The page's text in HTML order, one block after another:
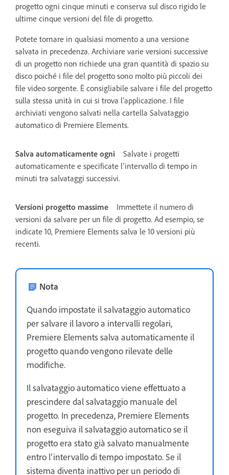
progetto ogni cinque minuti e conserva sul disco rigido le
ultime cinque versioni del file di progetto.
Potete tornare in qualsiasi momento a una versione
salvata in precedenza. Archiviare varie versioni successive
di un progetto non richiede una gran quantità di spazio su
disco poiché i file del progetto sono molto più piccoli dei
file video sorgente. È consigliabile salvare i file del progetto
sulla stessa unità in cui si trova l’applicazione. I file
archiviati vengono salvati nella cartella Salvataggio
automatico di Premiere Elements.
Salva automaticamente ogni
Salvate i progetti
automaticamente e specificate l’intervallo di tempo in
minuti tra salvataggi successivi.
Versioni progetto massime
Immettete il numero di
versioni da salvare per un file di progetto. Ad esempio, se
indicate 10, Premiere Elements salva le 10 versioni più
recenti.
Nota
Quando impostate il salvataggio automatico
per salvare il lavoro a intervalli regolari,
Premiere Elements salva automaticamente il
progetto quando vengono rilevate delle
modifiche.
Il salvataggio automatico viene effettuato a
prescindere dal salvataggio manuale del
progetto. In precedenza, Premiere Elements
non eseguiva il salvataggio automatico se il
progetto era stato già salvato manualmente
entro l’intervallo di tempo impostato. Se il
sistema diventa inattivo per un periodo di